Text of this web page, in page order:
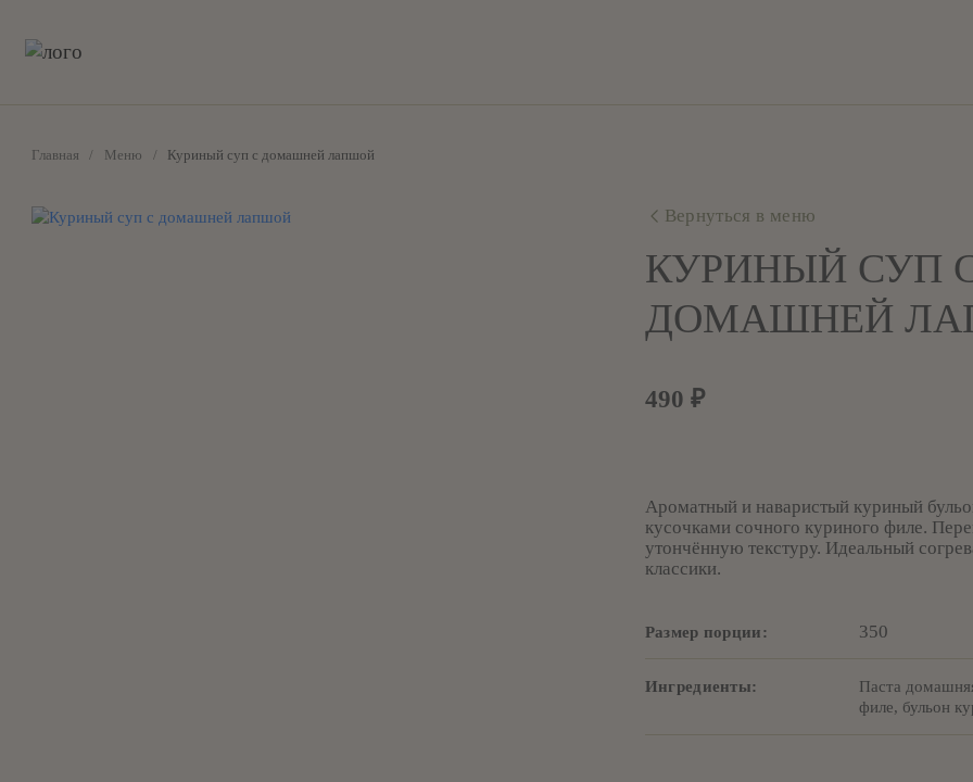
Главная Меню Куриный суп с домашней лапшой
Вернуться в меню
КУРИНЫЙ СУП
ДОМАШНЕЙ
490 ₽
Ароматный и наваристый куриный
кусочками сочного куриного филе.
утончённую текстуру. Идеальный
классики.
Размер порции: 350
Ингредиенты:
Паста
филе, бульон